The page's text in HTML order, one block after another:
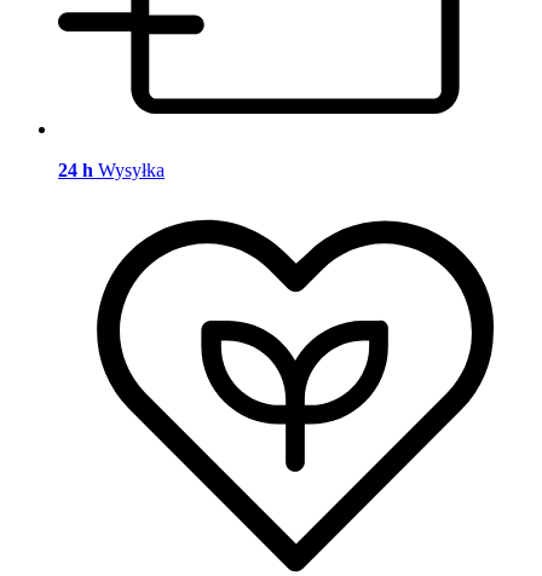
24 h Wysyłka